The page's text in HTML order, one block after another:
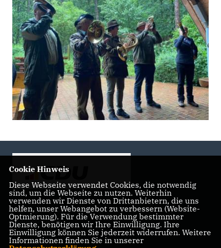
Landtagsabgeordnete der CDU Fraktion im Landtag
Brandenburg
Cookie Hinweis
Diese Webseite verwendet Cookies, die notwendig
sind, um die Webseite zu nutzen. Weiterhin
verwenden wir Dienste von Drittanbietern, die uns
helfen, unser Webangebot zu verbessern (Website-
Optmierung). Für die Verwendung bestimmter
Dienste, benötigen wir Ihre Einwilligung. Ihre
Einwilligung können Sie jederzeit widerrufen. Weitere
Informationen finden Sie in unserer